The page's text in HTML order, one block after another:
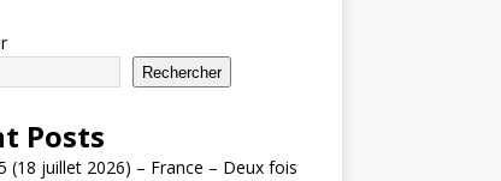
Rechercher
Posts
(18 juillet 2026) – France – Deux fois